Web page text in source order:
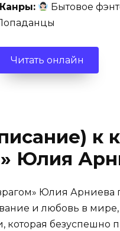
Бытовое
Читать онлайн
к
Юлия
Юлия Арниева
и любовь в
безуспешно